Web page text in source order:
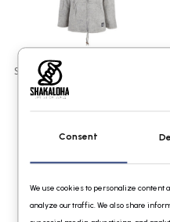
Shakaloha Cruiser Ziphood Grijs
€129,95
Consent
We use cookies to personalize content
analyze our traffic. We also share